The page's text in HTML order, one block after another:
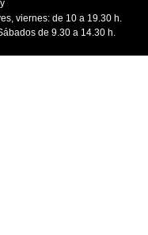
viernes: de 10 a 19.30 h.
de 9.30 a 14.30 h.